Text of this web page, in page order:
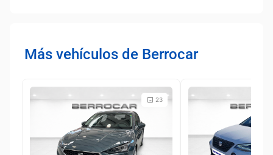
Más vehículos de Berrocar
23